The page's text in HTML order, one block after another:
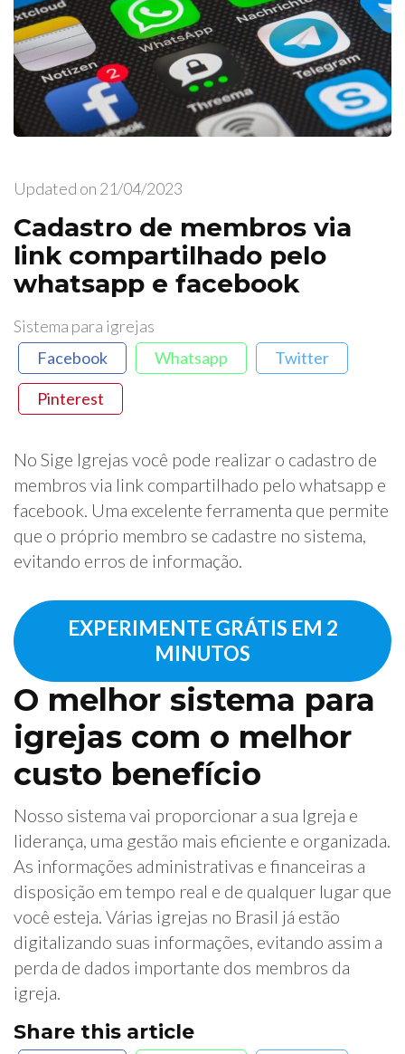
Updated on 21/04/2023
Cadastro de membros via
link compartilhado pelo
whatsapp e facebook
Sistema para igrejas
Facebook
Whatsapp Twitter
Pinterest
No Sige Igrejas você pode realizar o cadastro de
membros via link compartilhado pelo whatsapp e
facebook. Uma excelente ferramenta que permite
que o próprio membro se cadastre no sistema,
evitando erros de informação.
EXPERIMENTE GRÁTIS EM 2
MINUTOS
O melhor sistema para
igrejas com o melhor
custo benefício
Nosso sistema vai proporcionar a sua Igreja e
liderança, uma gestão mais eficiente e organizada.
As informações administrativas e financeiras a
disposição em tempo real e de qualquer lugar que
você esteja. Várias igrejas no Brasil já estão
digitalizando suas informações, evitando assim a
perda de dados importante dos membros da
igreja.
Share this article